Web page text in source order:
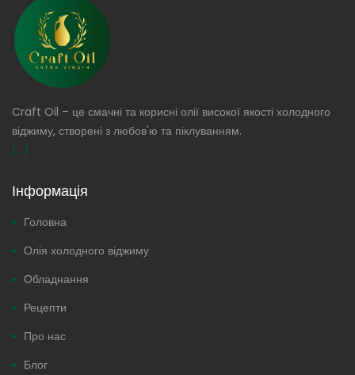
Craft Oil – це смачні та корисні олії високої якості холодного
віджиму, створені з любов'ю та піклуванням.
[...]
Інформація
Головна
Олія холодного віджиму
Обладнання
Рецепти
Про нас
Блог